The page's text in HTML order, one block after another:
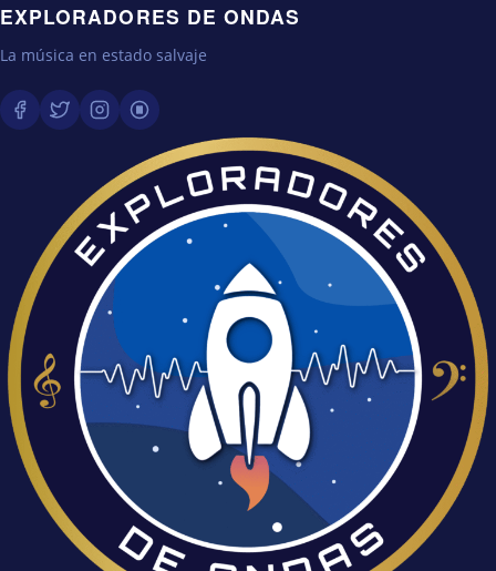
EXPLORADORES DE ONDAS
La música en estado salvaje